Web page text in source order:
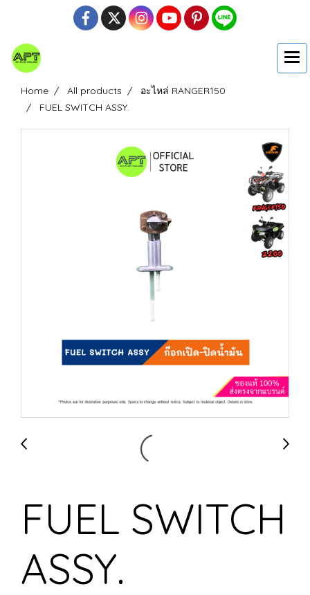
Home All products
อะไหล่ RANGER150
FUEL SWITCH ASSY.
FUEL SWITCH
ASSY.